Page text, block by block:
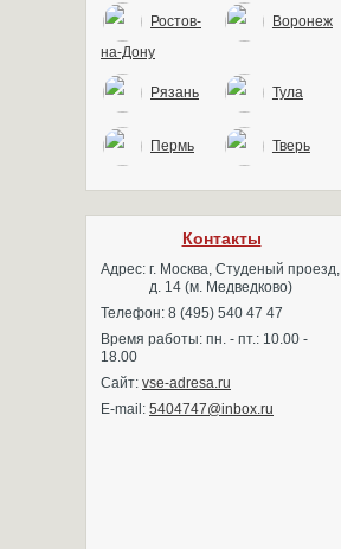
Ростов-
на-Дону
Воронеж
Рязань Тула
Пермь Тверь
Контакты
Адрес: г. Москва, Студеный проезд,
д. 14 (м. Медведково)
Телефон: 8 (495) 540 47 47
Время работы: пн. - пт.: 10.00 -
18.00
Сайт: vse-adresa.ru
E-mail: 5404747@inbox.ru